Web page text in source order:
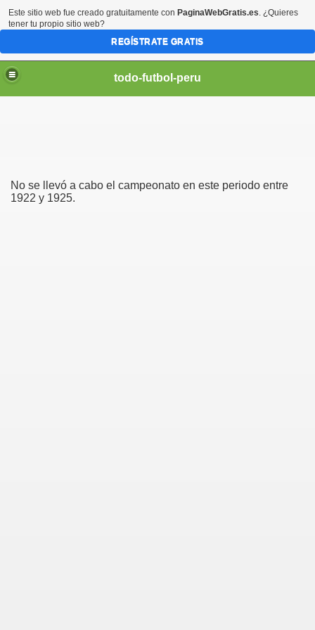
todo-futbol-peru
No se llevó a cabo el campeonato en este periodo entre
1922 y 1925.
Este sitio web fue creado gratuitamente con PaginaWebGratis.es. ¿Quieres
tener tu propio sitio web?
REGÍSTRATE GRATIS